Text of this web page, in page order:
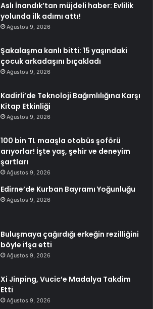
Aslı İnandık’tan müjdeli haber: Evlilik
yolunda ilk adımı attı!
Ağustos 9, 2026
Şakalaşma kanlı bitti: 15 yaşındaki
çocuk arkadaşını bıçakladı
Ağustos 9, 2026
Kadirli’de Teknoloji Bağımlılığına Karşı
Kitap Etkinliği
Ağustos 9, 2026
100 bin TL maaşla otobüs şoförü
arıyorlar! İşte yaş, şehir ve deneyim
şartları
Ağustos 9, 2026
Edirne’de Kurban Bayramı Yoğunluğu
Ağustos 9, 2026
Buluşmaya çağırdığı erkeğin rezilliğini
böyle ifşa etti
Ağustos 9, 2026
Xi Jinping, Vucic’e Madalya Takdim
Etti
Ağustos 9, 2026